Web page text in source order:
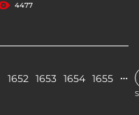
4477
1652 1653 1654 1655 …